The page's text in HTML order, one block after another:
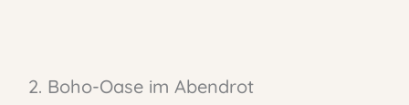
2. Boho-Oase im Abendrot